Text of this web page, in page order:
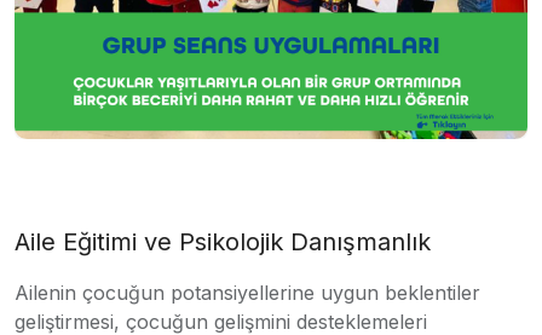
Aile Eğitimi ve Psikolojik Danışmanlık
Ailenin çocuğun potansiyellerine uygun beklentiler
geliştirmesi, çocuğun gelişmini desteklemeleri